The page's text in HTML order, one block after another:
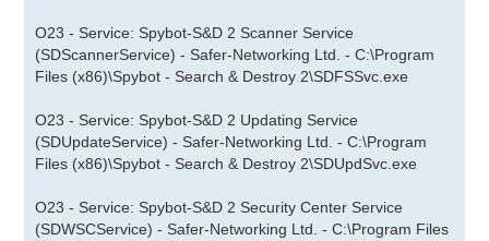
O23 - Service: Spybot-S&D 2 Scanner Service
(SDScannerService) - Safer-Networking Ltd. - C:\Program
Files (x86)\Spybot - Search & Destroy 2\SDFSSvc.exe
O23 - Service: Spybot-S&D 2 Updating Service
(SDUpdateService) - Safer-Networking Ltd. - C:\Program
Files (x86)\Spybot - Search & Destroy 2\SDUpdSvc.exe
O23 - Service: Spybot-S&D 2 Security Center Service
(SDWSCService) - Safer-Networking Ltd. - C:\Program Files